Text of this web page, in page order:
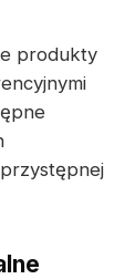
produkty